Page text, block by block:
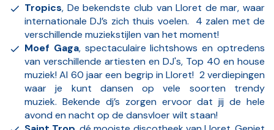
Tropics, De bekendste club van Lloret de mar, waar
internationale DJ’s zich thuis voelen. 4 zalen met de
verschillende muziekstijlen van het moment!
Moef Gaga, spectaculaire lichtshows en optredens
van verschillende artiesten en DJ's, Top 40 en house
muziek! Al 60 jaar een begrip in Lloret! 2 verdiepingen
waar je kunt dansen op vele soorten trendy
muziek. Bekende dj’s zorgen ervoor dat jij de hele
avond en nacht op de dansvloer wilt staan!